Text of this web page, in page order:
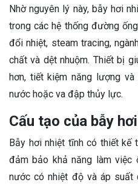
Nhờ nguyên lý này, bẫy hơi
trong các hệ thống đường
đổi nhiệt, steam tracing,
chất và dệt nhuộm. Thiết bị
hơn, tiết kiệm năng lượng
nước hoặc va đập thủy lực.
Cấu tạo của bẫy
Bẫy hơi nhiệt tĩnh có thiết kế
đảm bảo khả năng làm việc
nước có nhiệt độ và áp suất